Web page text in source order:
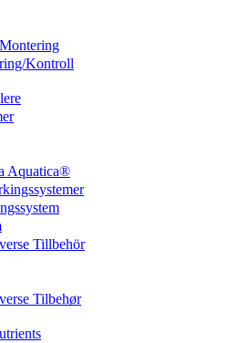
Kontroll
Aquatica®
Tillbehör
Tilbehør